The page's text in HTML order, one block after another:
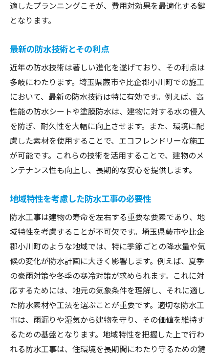
防水工事の成功を導いた要因
小川町の地理が施工に与える影響
地形に適応した防水工法の選択
過去の失敗事例から学ぶ施工ポイント
地域の声を反映した防水対策
持続可能な防水工事の実現
小川町特有の防水工事の課題と解決策
未来の安心を築くための防水メンテナンスのコ
ツ
定期的なメンテナンスの重要性
予防策としての防水対策
長期的な視点で見るメンテナンス計画
簡単にできる日常の維持管理術
メンテナンスによるコスト削減効果
専門業者に依頼する際のポイント
適したプランニングこそが、費用対効果を最適化する鍵
となります。
最新の防水技術とその利点
近年の防水技術は著しい進化を遂げており、その利点は
多岐にわたります。埼玉県蕨市や比企郡小川町での施工
において、最新の防水技術は特に有効です。例えば、高
性能の防水シートや塗膜防水は、建物に対する水の侵入
を防ぎ、耐久性を大幅に向上させます。また、環境に配
慮した素材を使用することで、エコフレンドリーな施工
が可能です。これらの技術を活用することで、建物のメ
ンテナンス性も向上し、長期的な安心を提供します。
地域特性を考慮した防水工事の必要性
防水工事は建物の寿命を左右する重要な要素であり、地
域特性を考慮することが不可欠です。埼玉県蕨市や比企
郡小川町のような地域では、特に季節ごとの降水量や気
候の変化が防水計画に大きく影響します。例えば、夏季
の豪雨対策や冬季の寒冷対策が求められます。これに対
応するためには、地元の気象条件を理解し、それに適し
た防水素材や工法を選ぶことが重要です。適切な防水工
事は、雨漏りや湿気から建物を守り、その価値を維持す
るための基盤となります。地域特性を把握した上で行わ
れる防水工事は、住環境を長期間にわたり守るための鍵